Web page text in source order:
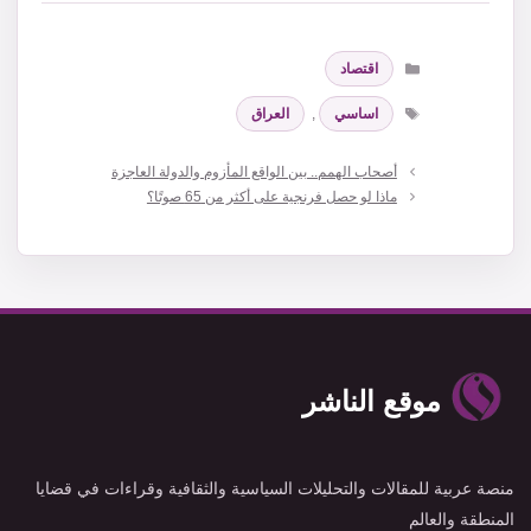
التصنيفات
اقتصاد
الوسوم
اساسي , العراق
أصحاب الهمم.. بين الواقع المأزوم والدولة العاجزة
ماذا لو حصل فرنجية على أكثر من 65 صوتًا؟
موقع الناشر
منصة عربية للمقالات والتحليلات السياسية والثقافية وقراءات في قضايا
المنطقة والعالم